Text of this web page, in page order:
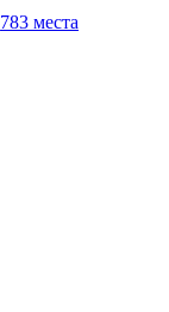
783 места